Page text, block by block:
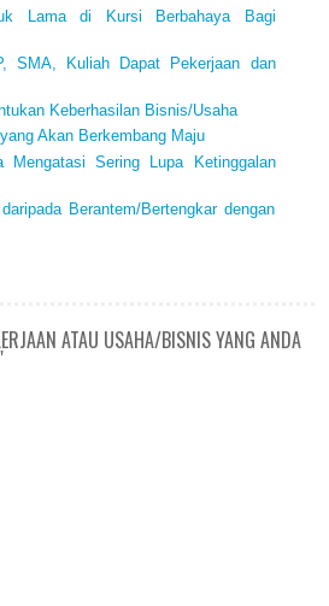
Lama di Kursi Berbahaya Bagi
SMA, Kuliah Dapat Pekerjaan dan
Keberhasilan Bisnis/Usaha
Akan Berkembang Maju
Mengatasi Sering Lupa Ketinggalan
Berantem/Bertengkar dengan
ATAU USAHA/BISNIS YANG ANDA